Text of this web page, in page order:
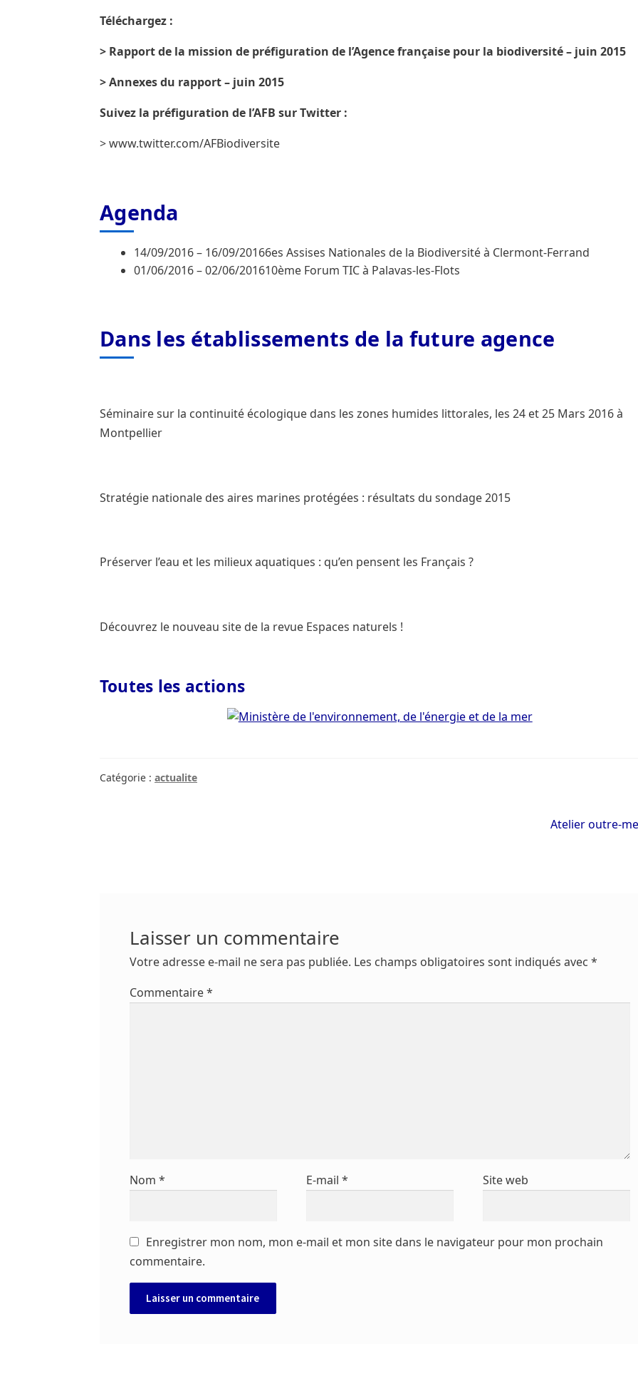
Téléchargez :
> Rapport de la mission de préfiguration de l’Agence française pour la biodiversité – juin 2015
> Annexes du rapport – juin 2015
Suivez la préfiguration de l’AFB sur Twitter :
> www.twitter.com/AFBiodiversite
Agenda
14/09/2016 – 16/09/20166es Assises Nationales de la Biodiversité à Clermont-Ferrand
01/06/2016 – 02/06/201610ème Forum TIC à Palavas-les-Flots
Dans les établissements de la future agence
Séminaire sur la continuité écologique dans les zones humides littorales, les 24 et 25 Mars 2016 à
Montpellier
Stratégie nationale des aires marines protégées : résultats du sondage 2015
Préserver l’eau et les milieux aquatiques : qu’en pensent les Français ?
Découvrez le nouveau site de la revue Espaces naturels !
Toutes les actions
Catégorie :actualite
Article
Atelier outre-
Laisser un commentaire
Votre adresse e-mail ne sera pas publiée. Les champs obligatoires sont indiqués avec *
Commentaire*
Nom * E-mail * Site web
Enregistrer mon nom, mon e-mail et mon site dans le navigateur pour mon prochain
commentaire.